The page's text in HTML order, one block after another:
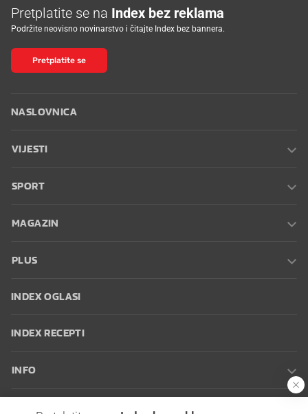
Pretplatite se na Index bez reklama
Podržite neovisno novinarstvo i čitajte Index bez bannera.
Pretplatite se
NASLOVNICA
VIJESTI
SPORT
MAGAZIN
PLUS
INDEX OGLASI
INDEX RECEPTI
INFO